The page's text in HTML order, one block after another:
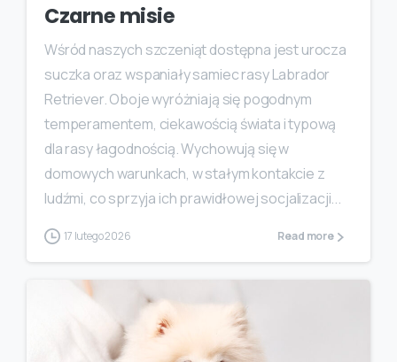
Czarne misie
Wśród naszych szczeniąt dostępna jest urocza
suczka oraz wspaniały samiec rasy Labrador
Retriever. Oboje wyróżniają się pogodnym
temperamentem, ciekawością świata i typową
dla rasy łagodnością. Wychowują się w
domowych warunkach, w stałym kontakcie z
ludźmi, co sprzyja ich prawidłowej socjalizacji...
17 lutego 2026 Read more